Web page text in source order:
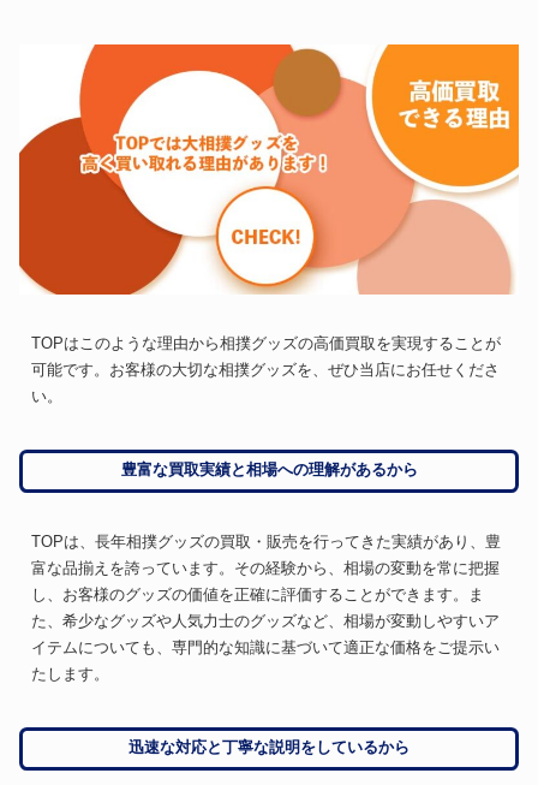
TOPはこのような理由から相撲グッズの高価買取を実現することが
可能です。お客様の大切な相撲グッズを、ぜひ当店にお任せくださ
い。
豊富な買取実績と相場への理解があるから
TOPは、長年相撲グッズの買取・販売を行ってきた実績があり、豊
富な品揃えを誇っています。その経験から、相場の変動を常に把握
し、お客様のグッズの価値を正確に評価することができます。ま
た、希少なグッズや人気力士のグッズなど、相場が変動しやすいア
イテムについても、専門的な知識に基づいて適正な価格をご提示い
たします。
迅速な対応と丁寧な説明をしているから